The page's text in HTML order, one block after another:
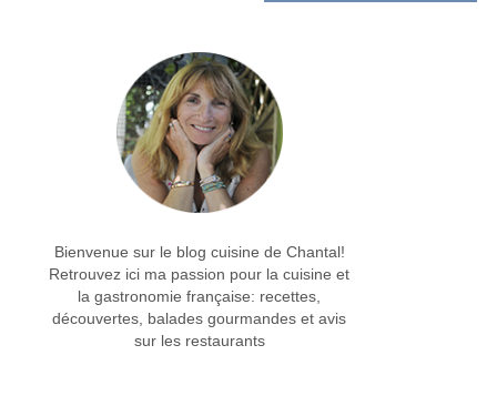
Bienvenue sur le blog cuisine de Chantal!
Retrouvez ici ma passion pour la cuisine et
la gastronomie française: recettes,
découvertes, balades gourmandes et avis
sur les restaurants